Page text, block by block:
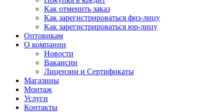
Как отменить заказ
Как зарегистрироваться физ-лицу
Как зарегистрироваться юр-лицу
Оптовикам
О компании
Новости
Вакансии
Лицензии и Сертификаты
Магазины
Монтаж
Услуги
Контакты